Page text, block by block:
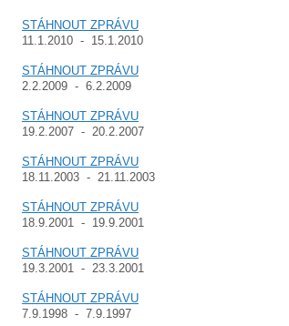
STÁHNOUT ZPRÁVU
11.1.2010 - 15.1.2010
STÁHNOUT ZPRÁVU
2.2.2009 - 6.2.2009
STÁHNOUT ZPRÁVU
19.2.2007 - 20.2.2007
STÁHNOUT ZPRÁVU
18.11.2003 - 21.11.2003
STÁHNOUT ZPRÁVU
18.9.2001 - 19.9.2001
STÁHNOUT ZPRÁVU
19.3.2001 - 23.3.2001
STÁHNOUT ZPRÁVU
7.9.1998 - 7.9.1997